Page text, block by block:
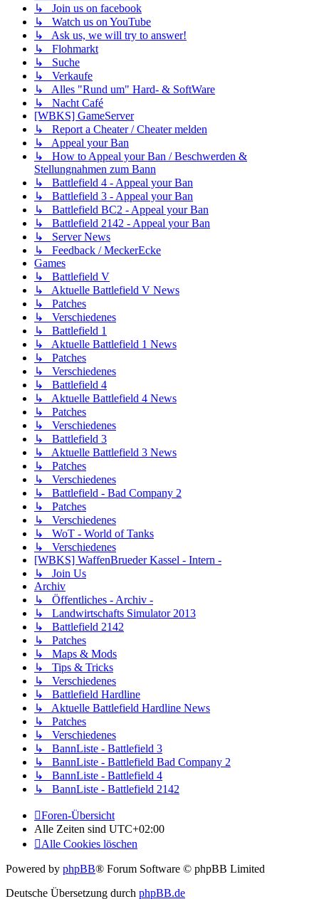
↳ Join us on facebook
↳ Watch us on YouTube
↳ Ask us, we will try to answer!
↳ Flohmarkt
↳ Suche
↳ Verkaufe
↳ Alles "Rund um" Hard- & SoftWare
↳ Nacht Café
[WBKS] GameServer
↳ Report a Cheater / Cheater melden
↳ Appeal your Ban
↳ How to Appeal your Ban / Beschwerden &
Stellungnahmen zum Bann
↳ Battlefield 4 - Appeal your Ban
↳ Battlefield 3 - Appeal your Ban
↳ Battlefield BC2 - Appeal your Ban
↳ Battlefield 2142 - Appeal your Ban
↳ Server News
↳ Feedback / MeckerEcke
Games
↳ Battlefield V
↳ Aktuelle Battlefield V News
↳ Patches
↳ Verschiedenes
↳ Battlefield 1
↳ Aktuelle Battlefield 1 News
↳ Patches
↳ Verschiedenes
↳ Battlefield 4
↳ Aktuelle Battlefield 4 News
↳ Patches
↳ Verschiedenes
↳ Battlefield 3
↳ Aktuelle Battlefield 3 News
↳ Patches
↳ Verschiedenes
↳ Battlefield - Bad Company 2
↳ Patches
↳ Verschiedenes
↳ WoT - World of Tanks
↳ Verschiedenes
[WBKS] WaffenBrueder Kassel - Intern -
↳ Join Us
Archiv
↳ Öffentliches - Archiv -
↳ Landwirtschafts Simulator 2013
↳ Battlefield 2142
↳ Patches
↳ Maps & Mods
↳ Tips & Tricks
↳ Verschiedenes
↳ Battlefield Hardline
↳ Aktuelle Battlefield Hardline News
↳ Patches
↳ Verschiedenes
↳ BannListe - Battlefield 3
↳ BannListe - Battlefield Bad Company 2
↳ BannListe - Battlefield 4
↳ BannListe - Battlefield 2142
Foren-Übersicht
Alle Zeiten sind UTC+02:00
Alle Cookies löschen
Powered by phpBB® Forum Software © phpBB Limited
Deutsche Übersetzung durch phpBB.de